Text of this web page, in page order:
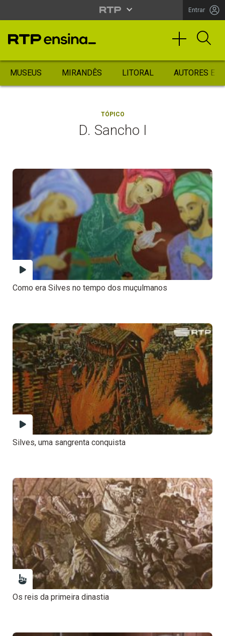
Entrar
MUSEUS MIRANDÊS LITORAL AUTORES
TÓPICO
D. Sancho I
Como era Silves no tempo dos muçulmanos
Silves, uma sangrenta conquista
Os reis da primeira dinastia